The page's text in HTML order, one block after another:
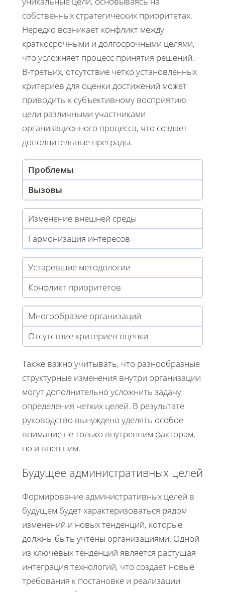
собственных стратегических приоритетах.
Нередко возникает конфликт между
краткосрочными и долгосрочными целями,
что усложняет процесс принятия решений.
В-третьих, отсутствие четко установленных
критериев для оценки достижений может
приводить к субъективному восприятию
цели различными участниками
организационного процесса, что создает
дополнительные преграды.
Проблемы
Вызовы
Изменение внешней среды
Гармонизация интересов
Устаревшие методологии
Конфликт приоритетов
Многообразие организаций
Отсутствие критериев оценки
Также важно учитывать, что разнообразные
структурные изменения внутри организации
могут дополнительно усложнить задачу
определения четких целей. В результате
руководство вынуждено уделять особое
внимание не только внутренним факторам,
но и внешним.
Будущее административных целей
Формирование административных целей в
будущем будет характеризоваться рядом
изменений и новых тенденций, которые
должны быть учтены организациями. Одной
из ключевых тенденций является растущая
интеграция технологий, что создает новые
требования к постановке и реализации